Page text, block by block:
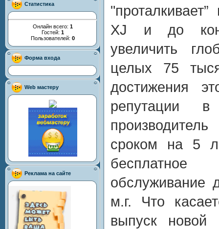
Статистика
Онлайн всего: 1
Гостей: 1
Пользователей: 0
Форма входа
Web мастеру
Реклама на сайте
XJ и до
увеличить
целых 75
достижения
репутации
сроком на 5
обслуживание
м.г. Что
выпуск новой